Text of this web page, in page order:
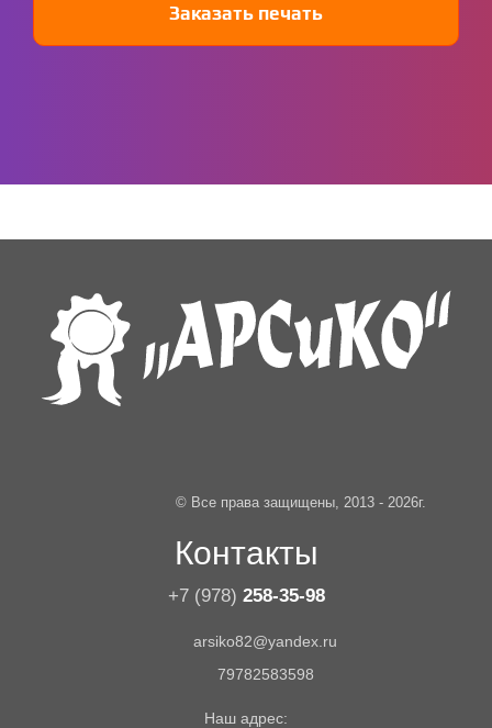
Заказать печать
© Все права защищены, 2013 - 2026г.
Контакты
+7 (978) 258-35-98
arsiko82@yandex.ru
79782583598
Наш адрес: